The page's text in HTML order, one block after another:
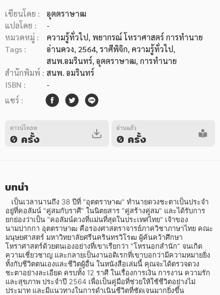
หมวดหมู่หนังสือ
หมวดหมู่ยอดนิยม
หนังสือออกใหม่ หนังสือยอดนิยม หนังสือเช่า
อีบุ๊กอ่านฟรี
หมวดหมู่หนังสือ
อาหาร สุขภาพ การแพทย์
ศิลปะ บันเทิง กีฬา ท่องเที่ยว
สังคม วัฒนธรรม การปกครอง ศาสนาและปรัชญา
ศาสนา และปรัชญา
กฎหมาย สัญญา ภาษี
เขียนโดย :
อุตตราษาฒ
แปลโดย :
-
หมวดหมู่ :
ความรู้ทั่วไป, พยากรณ์ โหราศาสตร์ การทำนาย
Tags :
อ่านดวง, 2564, ราศีพิจิก, ความรู้ทั่วไป,
สนพ.อมรินทร์, อุตตราษาฒ, การทำนาย
สำนักพิมพ์ : สนพ. อมรินทร์
ISBN :
-
แชร์ :
ดาวน์โหลด
0 ครั้ง
อ่านแล้ว
0 ครั้ง
บทนำ
อยู่ที่คอลัมน์ "คู่สมกับราศี" ในนิตยสาร "คู่สร้างคู่สม" และได้รับการ
ยกย่องว่าเป็น "คอลัมน์ดวงที่แม่นที่สุดในประเทศไทย" เจ้าของ
นามปากกา อุตตราษาฒ คือรองศาสตราจารย์ภาควิชาภาษาไทย คณะ
มนุษยศาสตร์ มหาวิทยาลัยศรีนครินทรวิโรฒ ผู้ค้นคว้าศึกษา
โหราศาสตร์ด้วยตนเองอย่างที่เขาเรียกว่า "โหรนอกสำนัก" จนเกิด
ความเชี่ยวชาญ และกลายเป็นงานอดิเรกที่เขาบอกว่ามีความหมายยิ่ง
ทั้งกับชีวิตตนเองและชีวิตผู้อื่น ในหนังสือเล่มนี้ คุณจะได้ตรวจดวง
ชะตาอย่างละเอียด ครบทั้ง 12 ราศี ในเรื่องการเงิน การงาน ความรัก
และสุขภาพ ประจำปี 2564 เพื่อเป็นคู่มือที่ช่วยให้ใช้ชีวิตอย่างไม่
ประมาท และมีแนวทางในการดำเนินชีวิตที่ชัดเจนมากยิ่งขึ้น